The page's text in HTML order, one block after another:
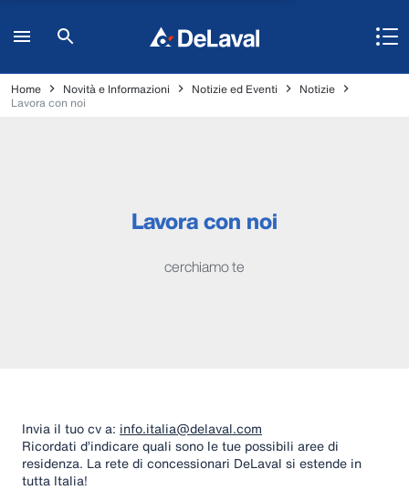
Home Novità e Informazioni Notizie ed Eventi
Notizie
Lavora con noi
Lavora con noi
cerchiamo te
Invia il tuo cv a: info.italia@delaval.com
Ricordati d’indicare quali sono le tue possibili aree di
residenza. La rete di concessionari DeLaval si estende in
tutta Italia!